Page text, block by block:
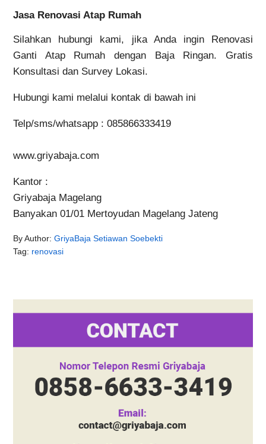
Jasa Renovasi Atap Rumah
Silahkan hubungi kami, jika Anda ingin Renovasi
Ganti Atap Rumah dengan Baja Ringan. Gratis
Konsultasi dan Survey Lokasi.
Hubungi kami melalui kontak di bawah ini
Telp/sms/whatsapp : 085866333419
www.griyabaja.com
Kantor :
Griyabaja Magelang
Banyakan 01/01 Mertoyudan Magelang Jateng
ByAuthor:GriyaBaja Setiawan Soebekti
Tag: renovasi